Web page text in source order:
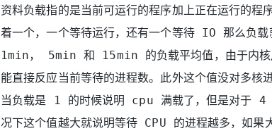
资料负载指的是当前可运行的程序加上正在运行的
着一个，一个等待运行，还有一个等待 IO 那么负
1min， 5min 和 15min 的负载平均值，由于内核
能直接反应当前等待的进程数。此外这个值没对
当负载是 1 的时候说明 cpu 满载了，但是对于
况下这个值越大就说明等待 CPU 的进程越多，如果